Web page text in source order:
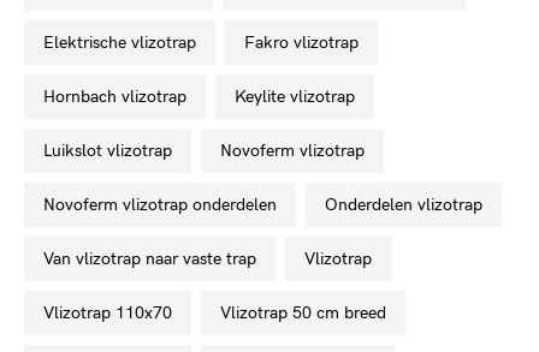
elektrische vlizotrap fakro vlizotrap
hornbach vlizotrap keylite vlizotrap
luikslot vlizotrap novoferm vlizotrap
novoferm vlizotrap onderdelen onderdelen vlizotrap
van vlizotrap naar vaste trap vlizotrap
vlizotrap 110x70 vlizotrap 50 cm breed